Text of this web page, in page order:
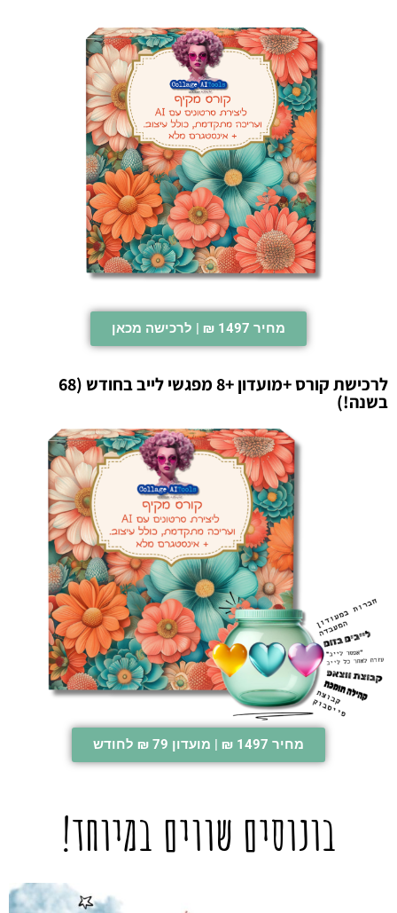
מחיר 1497 ₪ | לרכישה מכאן
לרכישת קורס +מועדון +8 מפגשי לייב בחודש (68
בשנה!)
מחיר 1497 ₪ | מועדון 79 ₪ לחודש
בונוסים שווים במיוחד!